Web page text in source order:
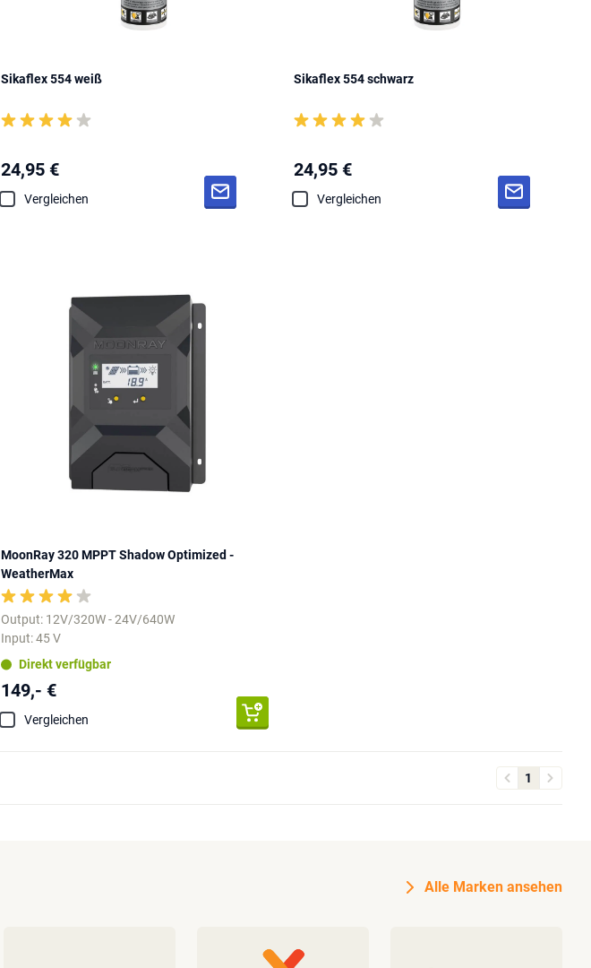
Sikaflex 554 weiß
24,95 €
Vergleichen
Sikaflex 554 schwarz
24,95 €
Vergleichen
MoonRay 320 MPPT Shadow Optimized -
WeatherMax
Output: 12V/320W - 24V/640W
Input: 45 V
Direkt verfügbar
149,- €
Vergleichen
1
Alle Marken ansehen